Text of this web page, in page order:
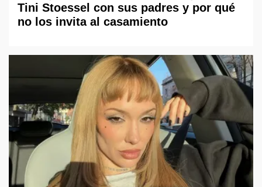
Tini Stoessel con sus padres y por qué
no los invita al casamiento